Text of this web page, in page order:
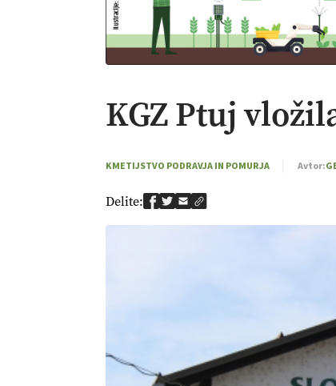
KGZ Ptuj
KMETIJSTVO PODRAVJA IN POMURJA Avtor:
Delite: